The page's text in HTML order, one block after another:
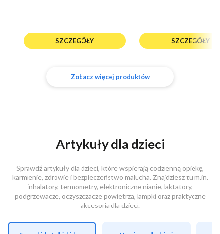
SZCZEGÓŁY SZCZEGÓŁY
Zobacz więcej produktów
Artykuły dla dzieci
Sprawdź artykuły dla dzieci, które wspierają codzienną opiekę,
karmienie, zdrowie i bezpieczeństwo malucha. Znajdziesz tu m.in.
inhalatory, termometry, elektroniczne nianie, laktatory,
podgrzewacze, oczyszczacze powietrza, lampki oraz praktyczne
akcesoria dla dzieci.